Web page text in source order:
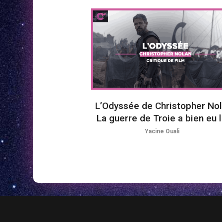
L’Odyssée de Christopher
La guerre de Troie a bien eu
Yacine Ouali